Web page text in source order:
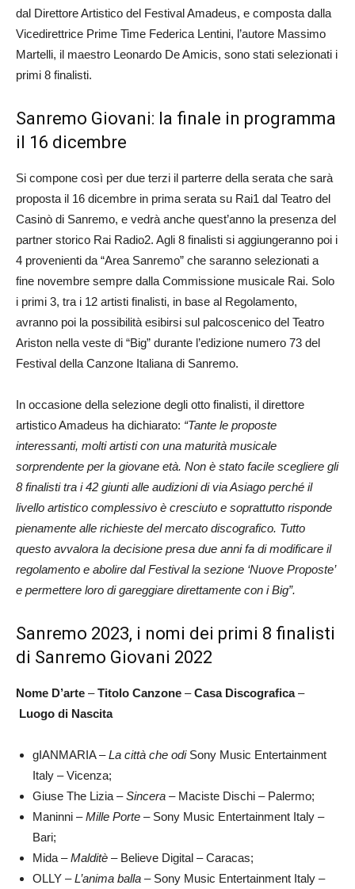
dal Direttore Artistico del Festival Amadeus, e composta dalla
Vicedirettrice Prime Time Federica Lentini, l’autore Massimo
Martelli, il maestro Leonardo De Amicis, sono stati selezionati i
primi 8 finalisti.
Sanremo Giovani: la finale in programma
il 16 dicembre
Si compone così per due terzi il parterre della serata che sarà
proposta il 16 dicembre in prima serata su Rai1 dal Teatro del
Casinò di Sanremo, e vedrà anche quest’anno la presenza del
partner storico Rai Radio2. Agli 8 finalisti si aggiungeranno poi i
4 provenienti da “Area Sanremo” che saranno selezionati a
fine novembre sempre dalla Commissione musicale Rai. Solo
i primi 3, tra i 12 artisti finalisti, in base al Regolamento,
avranno poi la possibilità esibirsi sul palcoscenico del Teatro
Ariston nella veste di “Big” durante l’edizione numero 73 del
Festival della Canzone Italiana di Sanremo.
In occasione della selezione degli otto finalisti, il direttore
artistico Amadeus ha dichiarato: “Tante le proposte
interessanti, molti artisti con una maturità musicale
sorprendente per la giovane età. Non è stato facile scegliere gli
8 finalisti tra i 42 giunti alle audizioni di via Asiago perché il
livello artistico complessivo è cresciuto e soprattutto risponde
pienamente alle richieste del mercato discografico. Tutto
questo avvalora la decisione presa due anni fa di modificare il
regolamento e abolire dal Festival la sezione ‘Nuove Proposte’
e permettere loro di gareggiare direttamente con i Big”.
Sanremo 2023, i nomi dei primi 8 finalisti
di Sanremo Giovani 2022
Nome D’arte –Titolo Canzone –Casa Discografica–
Luogo di Nascita
gIANMARIA –La città che odiSony Music Entertainment
Italy – Vicenza;
Giuse The Lizia –Sincera – Maciste Dischi – Palermo;
Maninni –Mille Porte – Sony Music Entertainment Italy –
Bari;
Mida –Malditè – Believe Digital – Caracas;
OLLY –L’anima balla – Sony Music Entertainment Italy –